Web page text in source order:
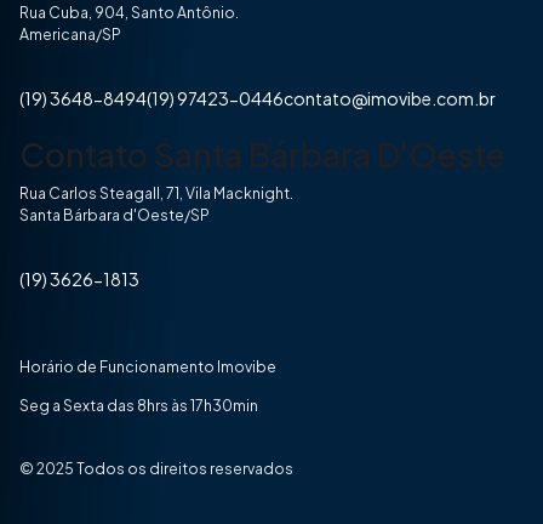
Rua Cuba, 904, Santo Antônio.
Americana/SP
(19) 3648-8494(19) 97423-0446contato@imovibe.com.br
Contato Santa Bárbara D'Oeste
Rua Carlos Steagall, 71, Vila Macknight.
Santa Bárbara d'Oeste/SP
(19) 3626-1813
Horário de Funcionamento Imovibe
Seg a Sexta das 8hrs às 17h30min
© 2025 Todos os direitos reservados